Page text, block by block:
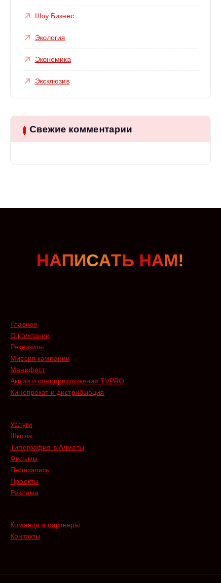
Шоу Бизнес
Экология
Экономика
Эксклюзив
Свежие комментарии
НАПИСАТЬ НАМ!
Главное
О компании
Реквизиты
Миссия компании
Манифест
Акции и спецпредложения TVPRO
Кинопрокат и дистрибьюция
Услуги
Школа
Типография в Алматы
Фильмы
Перезапись
Проекты
Реклама
Команда и партнеры
Контакты